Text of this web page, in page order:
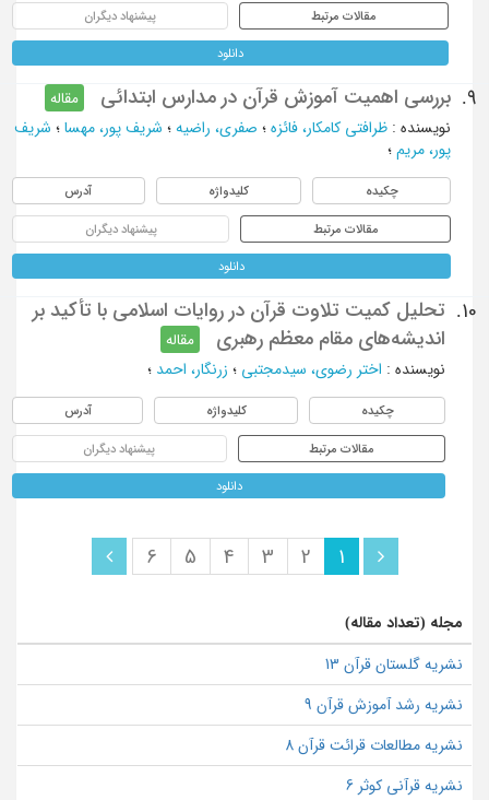
مقالات مرتبط پیشنهاد دیگران
دانلود
9. بررسی اهمیت آموزش قرآن در مدارس ابتدائی
مقاله
نویسنده: ظرافتي كامكار، فائزه؛ صفري، راضيه؛ شريف پور، مهسا؛ شريف
پور، مريم؛
چکیده کلیدواژه آدرس
مقالات مرتبط پیشنهاد دیگران
دانلود
10.
تحلیل کمیت تلاوت قرآن در روایات اسلامی با تأکید بر
اندیشه‌های مقام معظم رهبری
مقاله
نویسنده: اختر رضوی، سیدمجتبی ؛ زرنگار، احمد؛
چکیده کلیدواژه آدرس
مقالات مرتبط پیشنهاد دیگران
دانلود
1
2
3
4
5
6
مجله (تعداد مقاله)
نشریه گلستان قرآن 13
نشریه رشد آموزش قرآن 9
نشریه مطالعات قرائت قرآن 8
نشریه قرآنی کوثر 6